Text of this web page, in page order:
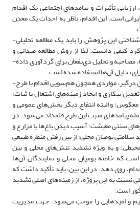
تأثیرات و پیامدهای اجتماعی یک اقدام
است. این اقدام، ناظر به احداث یک معدن
این پژوهش را باید یک مطالعه تحلیلی-
کیفی دانست. لذا از روش مطالعه میدانی و
و تحلیل ذی‌­نفعان برای گردآوری داده‌­
تحلیل آن­‌ها استفاده شده است.
مواردی همچون هم‌­سویی اقدام با طرح‌­
بیکاری و ایجاد زمینه‌های اشتغال با ثبات؛
معکوس؛ و البته انتفاع دیگر بخش‌­های عمومی و
پیامدهای مثبت این طرح قلمداد می‌­شود. در
سنتی معیشت؛ آسیب ­دیدن باغ‌­ها یا مزارع و
بومیان محلی؛ از بین رفتن منظره طبیعی
و به­ ویژه تشدید تنش‌­های محلی و بین­‌
که خاصه بومیان محلی و نمایندگان آن­‌ها
روی دهد. در این بین، باید تأکید داشت که
نسبت به این پروژه، از زمینه‌­های اصلی تشدید
است.
و امیدهایی را موجب می‌شود. جهت مدیریت